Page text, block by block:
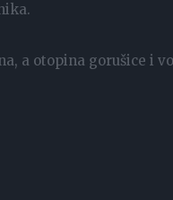
a otopina gorušice i